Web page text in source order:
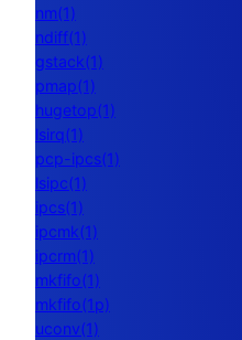
nm(1)
ndiff(1)
gstack(1)
pmap(1)
hugetop(1)
lsirq(1)
pcp-ipcs(1)
lsipc(1)
ipcs(1)
ipcmk(1)
ipcrm(1)
mkfifo(1)
mkfifo(1p)
uconv(1)